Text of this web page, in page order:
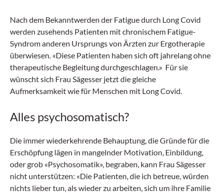
Nach dem Bekanntwerden der Fatigue durch Long Covid
werden zusehends Patienten mit chronischem Fatigue-
Syndrom anderen Ursprungs von Ärzten zur Ergotherapie
überwiesen. «Diese Patienten haben sich oft jahrelang ohne
therapeutische Begleitung durchgeschlagen.» Für sie
wünscht sich Frau Sägesser jetzt die gleiche
Aufmerksamkeit wie für Menschen mit Long Covid.
Alles psychosomatisch?
Die immer wiederkehrende Behauptung, die Gründe für die
Erschöpfung lägen in mangelnder Motivation, Einbildung,
oder grob «Psychosomatik», begraben, kann Frau Sägesser
nicht unterstützen: «Die Patienten, die ich betreue, würden
nichts lieber tun, als wieder zu arbeiten, sich um ihre Familie